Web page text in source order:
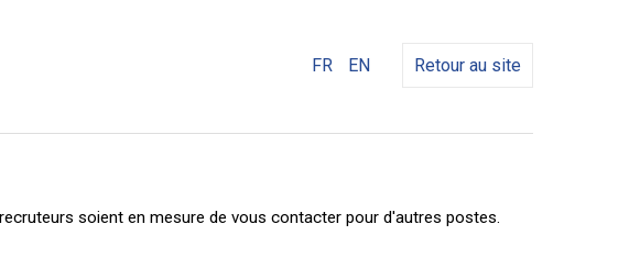
FR EN Retour au site
soient en mesure de vous contacter pour d'autres postes.